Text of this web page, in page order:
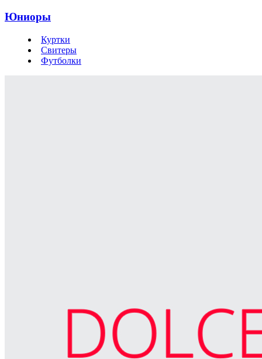
Юниоры
Куртки
Свитеры
Футболки